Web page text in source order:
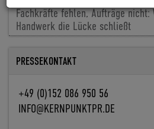
Fachkräfte fehlen, Aufträge nicht:
Handwerk die Lücke schließt
PRESSEKONTAKT
+49 (0)152 086 950 56
INFO@KERNPUNKTPR.DE